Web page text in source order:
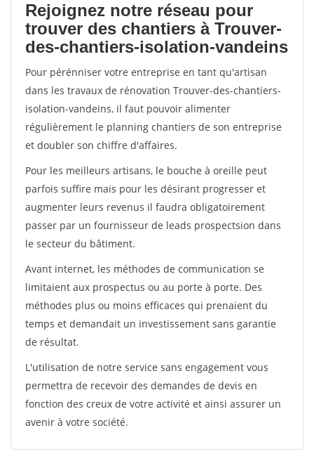
Rejoignez notre réseau pour
trouver des chantiers à Trouver-
des-chantiers-isolation-vandeins
Pour pérénniser votre entreprise en tant qu'artisan
dans les travaux de rénovation Trouver-des-chantiers-
isolation-vandeins, il faut pouvoir alimenter
régulièrement le planning chantiers de son entreprise
et doubler son chiffre d'affaires.
Pour les meilleurs artisans, le bouche à oreille peut
parfois suffire mais pour les désirant progresser et
augmenter leurs revenus il faudra obligatoirement
passer par un fournisseur de leads prospectsion dans
le secteur du bâtiment.
Avant internet, les méthodes de communication se
limitaient aux prospectus ou au porte à porte. Des
méthodes plus ou moins efficaces qui prenaient du
temps et demandait un investissement sans garantie
de résultat.
L'utilisation de notre service sans engagement vous
permettra de recevoir des demandes de devis en
fonction des creux de votre activité et ainsi assurer un
avenir à votre société.